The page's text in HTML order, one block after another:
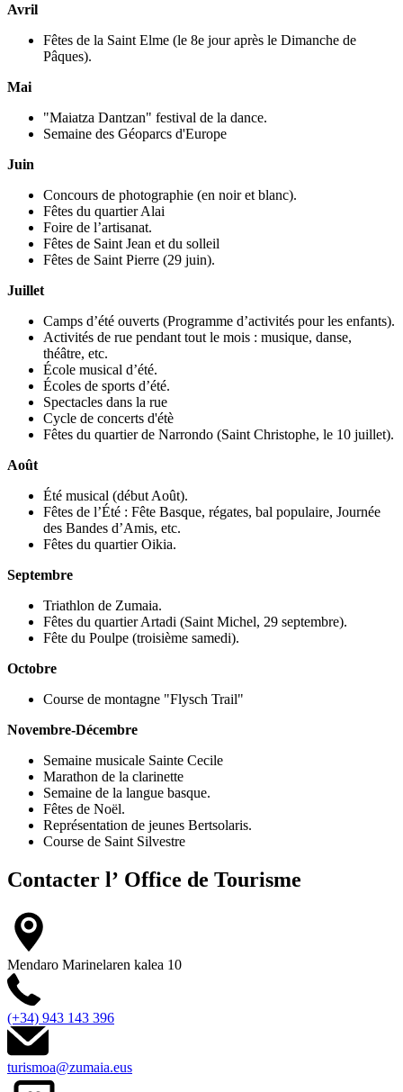
Avril
Fêtes de la Saint Elme (le 8e jour après le Dimanche de
Pâques).
Mai
"Maiatza Dantzan" festival de la dance.
Semaine des Géoparcs d'Europe
Juin
Concours de photographie (en noir et blanc).
Fêtes du quartier Alai
Foire de l’artisanat.
Fêtes de Saint Jean et du solleil
Fêtes de Saint Pierre (29 juin).
Juillet
Camps d’été ouverts (Programme d’activités pour les enfants).
Activités de rue pendant tout le mois : musique, danse,
théâtre, etc.
École musical d’été.
Écoles de sports d’été.
Spectacles dans la rue
Cycle de concerts d'étè
Fêtes du quartier de Narrondo (Saint Christophe, le 10 juillet).
Août
Été musical (début Août).
Fêtes de l’Été : Fête Basque, régates, bal populaire, Journée
des Bandes d’Amis, etc.
Fêtes du quartier Oikia.
Septembre
Triathlon de Zumaia.
Fêtes du quartier Artadi (Saint Michel, 29 septembre).
Fête du Poulpe (troisième samedi).
Octobre
Course de montagne "Flysch Trail"
Novembre-Décembre
Semaine musicale Sainte Cecile
Marathon de la clarinette
Semaine de la langue basque.
Fêtes de Noël.
Représentation de jeunes Bertsolaris.
Course de Saint Silvestre
Contacter l’ Office de Tourisme
Mendaro Marinelaren kalea 10
(+34) 943 143 396
turismoa@zumaia.eus